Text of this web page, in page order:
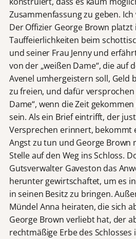
Zusammenfassung zu geben.
Der Offizier George Brown platzt
Tauffeierlichkeiten beim
und seiner Frau Jenny und
von der „weißen Dame“, die auf
Avenel umhergeistern soll, Geld
zu freien, und dafür versprochen
Dame“, wenn die Zeit
sein. Als ein Brief eintrifft, der
Versprechen erinnert, bekommt
Angst zu tun und George Brown
Stelle auf den Weg ins Schloss.
Gutsverwalter Gaveston das
herunter gewirtschaftet, um es
in seinen Besitz zu bringen.
Mündel Anna heiraten, die sich
George Brown verliebt hat, der
rechtmäßige Erbe des Schlosses